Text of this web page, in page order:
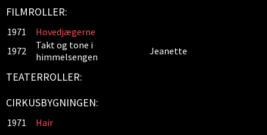
FILMROLLER:
1971
Hovedjægerne
1972
Takt og tone i
himmelsengen
Jeanette
TEATERROLLER:
CIRKUSBYGNINGEN:
1971 Hair